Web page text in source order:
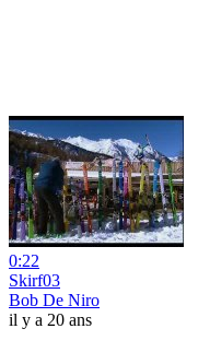
0:22
Skirf03
Bob De Niro
il y a 20 ans